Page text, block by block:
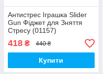
Антистрес Іграшка Slider
Gun Фіджет для Зняття
Стресу (01157)
418 ₴ 440 ₴
Купити